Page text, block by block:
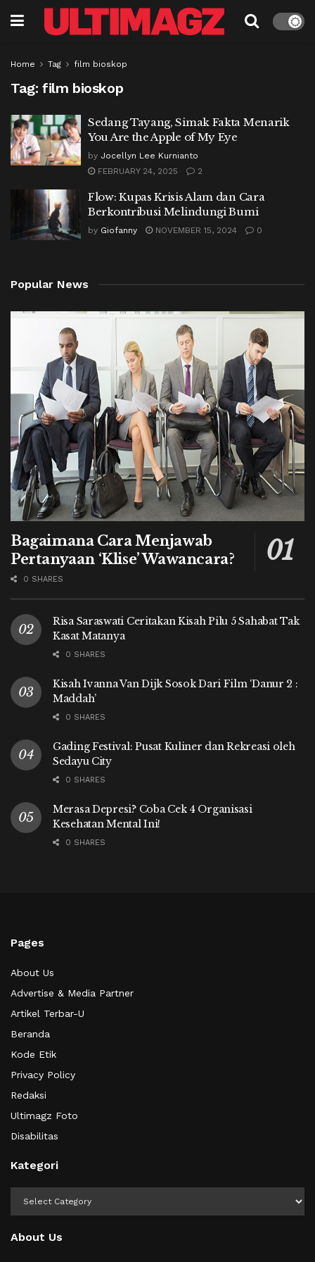
Home Tag film bioskop
Tag: film bioskop
Sedang Tayang, Simak Fakta Menarik
You Are the Apple of My Eye
by Jocellyn Lee Kurnianto
FEBRUARY 24, 2025
2
Flow: Kupas Krisis Alam dan Cara
Berkontribusi Melindungi Bumi
by Giofanny NOVEMBER 15, 2024 0
Popular News
Bagaimana Cara Menjawab
Pertanyaan ‘Klise’ Wawancara?
0 SHARES
Risa Saraswati Ceritakan Kisah Pilu 5 Sahabat Tak
Kasat Matanya
0 SHARES
Kisah Ivanna Van Dijk Sosok Dari Film ‘Danur 2 :
Maddah’
0 SHARES
Gading Festival: Pusat Kuliner dan Rekreasi oleh
Sedayu City
0 SHARES
Merasa Depresi? Coba Cek 4 Organisasi
Kesehatan Mental Ini!
0 SHARES
Pages
About Us
Advertise & Media Partner
Artikel Terbar-U
Beranda
Kode Etik
Privacy Policy
Redaksi
Ultimagz Foto
Disabilitas
Kategori
About Us